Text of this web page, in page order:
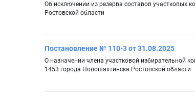
Об исключении из резерва составов участковых
Ростовской области
Постановление № 110-3 от 31.08.2025
О назначении члена участковой избирательной
1453 города Новошахтинска Ростовской области